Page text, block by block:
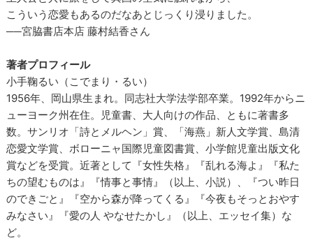
こういう恋愛もあるのだなあとじっくり浸りました。
──宮脇書店本店 藤村結香さん
著者プロフィール
小手鞠るい（こでまり・るい）
1956年、岡山県生まれ。同志社大学法学部卒業。1992年からニ
ューヨーク州在住。児童書、大人向けの作品、ともに著書多
数。サンリオ「詩とメルヘン」賞、「海燕」新人文学賞、島清
恋愛文学賞、ボローニャ国際児童図書賞、小学館児童出版文化
賞などを受賞。近著として『女性失格』『乱れる海よ』『私た
ちの望むものは』『情事と事情』（以上、小説）、『つい昨日
のできごと』『空から森が降ってくる』『今夜もそっとおやす
みなさい』『愛の人 やなせたかし』（以上、エッセイ集）な
ど。